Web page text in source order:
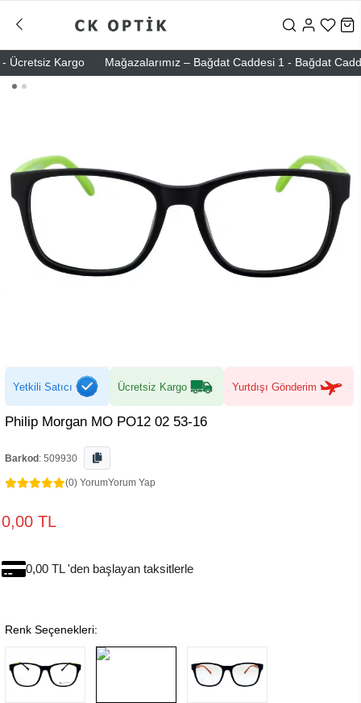
Kargo Mağazalarımız – Bağdat Caddesi 1 - Bağdat
Yetkili Satıcı Ücretsiz Kargo Yurtdışı Gönderim
Philip Morgan MO PO12 02 53-16
Barkod : 509930
(0) YorumYorum Yap
0,00 TL
0,00 TL 'den başlayan taksitlerle
Renk Seçenekleri: